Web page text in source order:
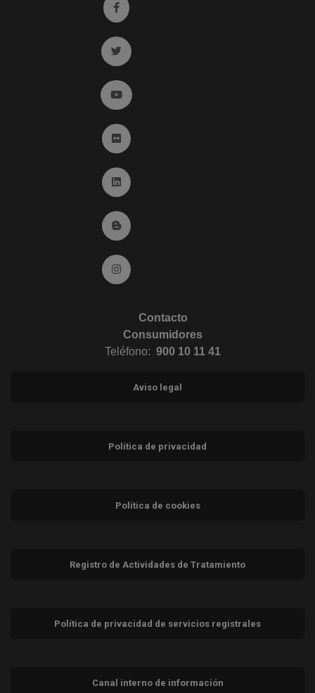
Ir a facebook (abre en ventana nueva)
Ir a twitter (abre en ventana nueva)
Ir a YouTube (abre en ventana nueva)
Ir a Flickr (abre en ventana nueva)
Ir a Linkedin (abre en ventana nueva)
Ir al Blog (abre en ventana nueva)
Ir a Instagram (abre en ventana nueva)
Contacto
Consumidores
Teléfono: 900 10 11 41
Aviso legal
Política de privacidad
Política de cookies
Registro de Actividades de Tratamiento
Política de privacidad de servicios registrales
Canal interno de información